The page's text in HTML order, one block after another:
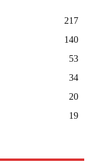
217
140
53
34
20
19